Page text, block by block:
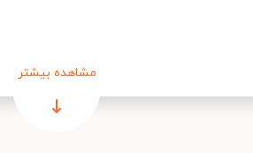
مشاهده بیشتر